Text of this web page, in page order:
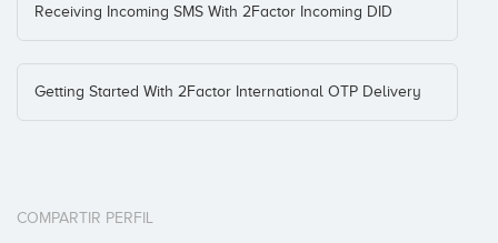
Receiving Incoming SMS With 2Factor Incoming DID
Getting Started With 2Factor International OTP Delivery
COMPARTIR PERFIL